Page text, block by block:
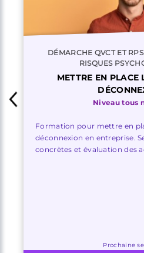
DÉMARCHE QVCT ET
RISQUES
METTRE EN
Niveau tous
Formation pour mettre en
déconnexion en entreprise.
concrètes et évaluation des
Prochaine